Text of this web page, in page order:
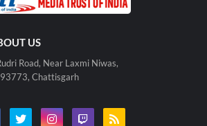
US
Road, Near Laxmi Niwas,
Chattisgarh